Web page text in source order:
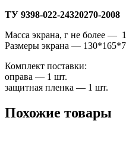
ТУ 9398-022-24320270-2008
Масса экрана, г не более —
Размеры экрана —
Комплект поставки:
оправа — 1 шт.
защитная пленка — 1 шт.
Похожие товары